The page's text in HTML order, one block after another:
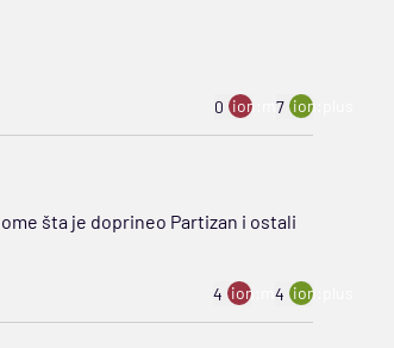
0 ion:minus
7 ion:plus
šta je doprineo Partizan i ostali
4 ion:minus
4 ion:plus